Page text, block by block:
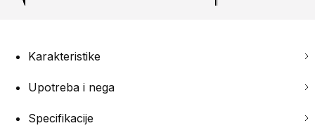
Karakteristike
Upotreba i nega
Specifikacije